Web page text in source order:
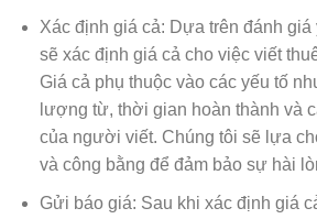
Xác định giá cả: Dựa trên đánh giá
sẽ xác định giá cả cho việc viết
Giá cả phụ thuộc vào các yếu tố
lượng từ, thời gian hoàn thành và
của người viết. Chúng tôi sẽ lựa
và công bằng để đảm bảo sự hài
Gửi báo giá: Sau khi xác định giá